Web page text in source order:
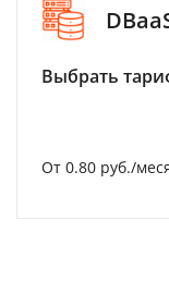
Выбрать
От 0.80 руб./